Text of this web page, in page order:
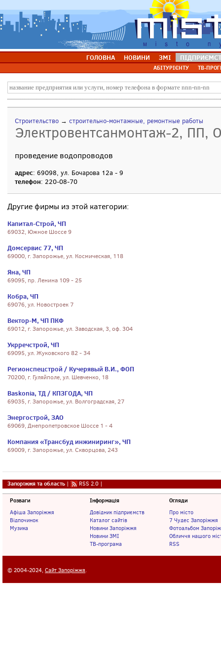
ГОЛОВНА НОВИНИ ЗМІ
АБІТУРІЄНТУ ТВ-
Строительство → строительно-монтажные, ремонтные работы
Электровентсанмонтаж-2, ПП,
проведение водопроводов
адрес: 69098, ул. Бочарова 12а - 9
телефон: 220-08-70
Другие фирмы из этой категории:
Капитал-Строй, ЧП
69032, Южное Шоссе 9
Домсервис 77, ЧП
69000, г. Запорожье, ул. Космическая, 118
Яна, ЧП
69095, пр. Ленина 109 - 25
Кобра, ЧП
69076, ул. Новостроек 7
Вектор-М, ЧП ПКФ
69012, г. Запорожье, ул. Заводская, 3, оф. 304
Укрречстрой, ЧП
69095, ул. Жуковского 82 - 34
Регионспецстрой / Кучерявый В.И., ФОП
70200, г. Гуляйполе, ул. Шевченко, 18
Baskonia, ТД / КПЗГОДА, ЧП
69035, г. Запорожье, ул. Волгоградская, 27
Энергострой, ЗАО
69069, Днепропетровское Шоссе 1 - 4
Компания «Трансбуд инжиниринг», ЧП
69009, г. Запорожье, ул. Скворцова, 243
Запоріжжя та область | RSS 2.0 |
Розваги
Афіша Запоріжжя
Відпочинок
Музика
Інформація
Довідник підприємств
Каталог сайтів
Новини Запоріжжя
Новини ЗМІ
ТВ-програма
Огляди
Про місто
7 Чудес Запоріжжя
Фотоальбом
Обличчя нашого
RSS
© 2004-2024, Сайт Запоріжжя.